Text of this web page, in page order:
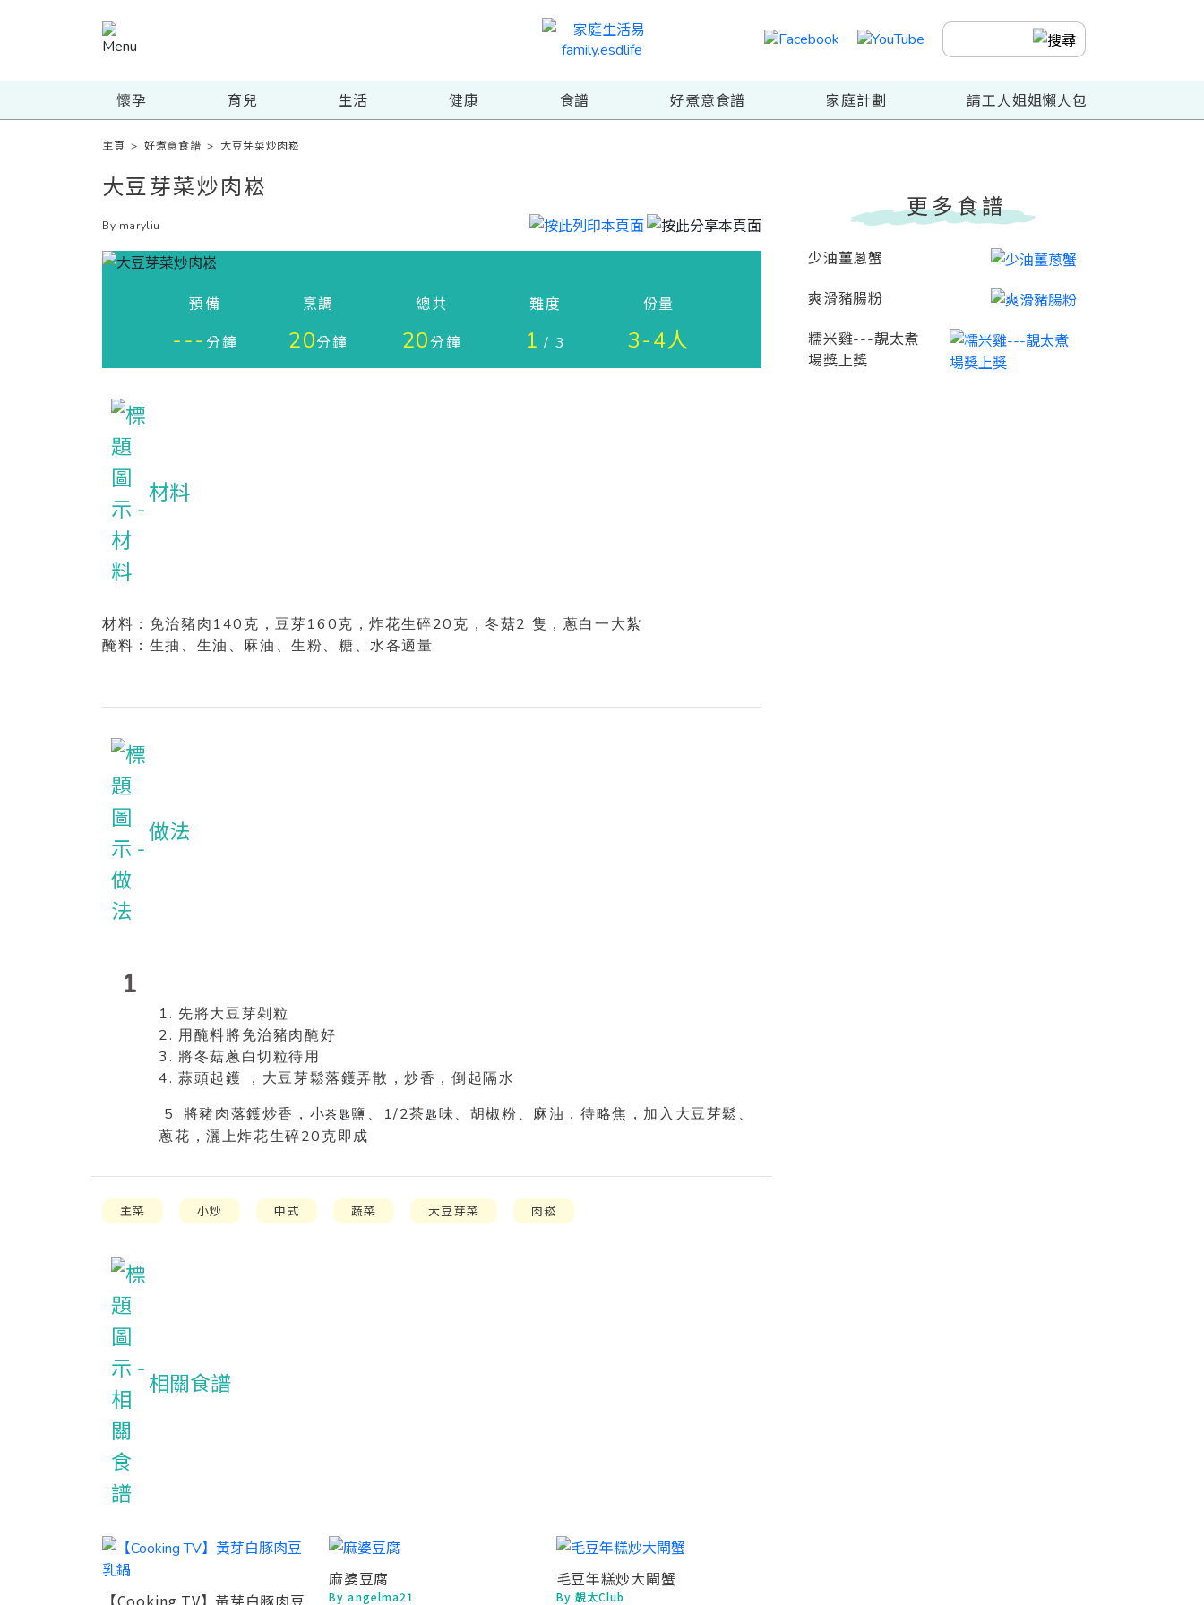
懷孕 育兒 生活 健康 食譜 好煮意食譜 家庭計劃 請工人姐姐懶人包
主頁 >好煮意食譜 > 大豆芽菜炒肉崧
大豆芽菜炒肉崧
By maryliu
預備
---分鐘
烹調
20分鐘
總共
20分鐘
難度
1 / 3
份量
3-4人
材料
材料：免治豬肉 140 克 ，豆芽160克 ，炸花生碎20 克 ，冬菇2 隻，蔥白一大紮
醃料：生抽、生油、麻油、生粉、糖、水各適量
做法
1
1. 先將大豆芽剁粒
2. 用醃料將免治豬肉醃好
3.將冬菇蔥白切粒待用
4.蒜頭起鑊 ，大豆芽鬆落鑊弄散，炒香，倒起隔水
5. 將豬肉落鑊炒香，小茶匙 鹽、 1/2茶 匙 味、胡椒粉、麻油，待略焦，加入大豆芽鬆、
蔥花，灑上炸花生碎20 克 即成
主菜 小炒 中式 蔬菜 大豆芽菜 肉崧
相關食譜
【Cooking TV】黃芽白豚肉豆
麻婆豆腐
By angelma21
毛豆年糕炒大閘蟹
By 靚太Club
更多食譜
少油薑蔥蟹
爽滑豬腸粉
糯米雞---靚太煮
場獎上獎